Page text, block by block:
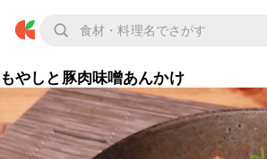
もやしと豚肉味噌あんかけ